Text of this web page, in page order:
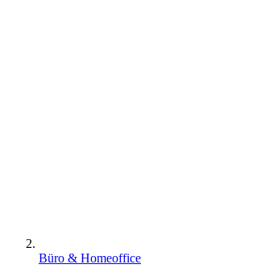
Büro & Homeoffice